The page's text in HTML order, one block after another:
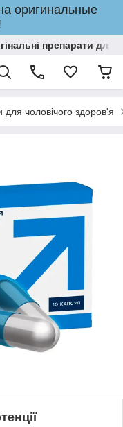
оригинальные
препарати для
для чоловічого здоров'я